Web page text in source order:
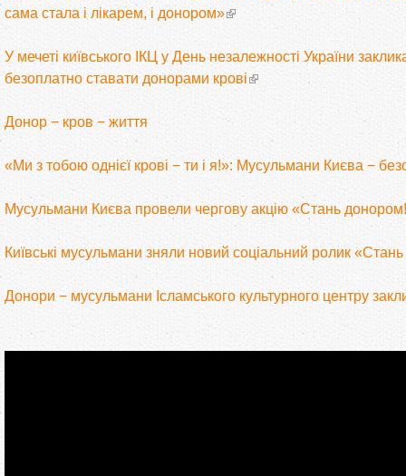
сама стала і лікарем, і донором»
У мечеті київського ІКЦ у День незалежності України
безоплатно ставати донорами крові
Донор − кров − життя
«Ми з тобою однієї крові − ти і я!»: Мусульмани Києва −
Мусульмани Києва провели чергову акцію «Стань
Київські мусульмани зняли новий соціальний ролик
Донори − мусульмани Ісламського культурного центру